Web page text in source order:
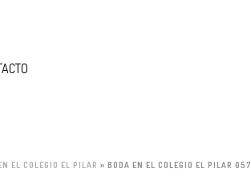
EL COLEGIO EL PILAR » BODA EN EL COLEGIO EL PILAR 057